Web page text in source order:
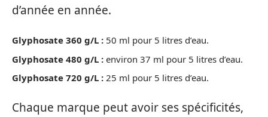
d’année en année.
Glyphosate 360 g/L : 50 ml pour 5 litres d’eau.
Glyphosate 480 g/L : environ 37 ml pour 5 litres d’eau.
Glyphosate 720 g/L : 25 ml pour 5 litres d’eau.
Chaque marque peut avoir ses spécificités,